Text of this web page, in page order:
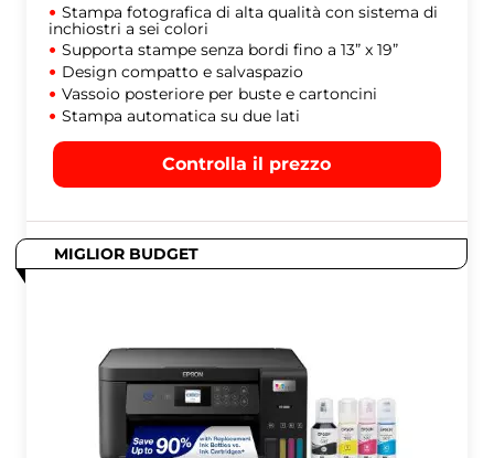
Stampa fotografica di alta qualità con sistema di
inchiostri a sei colori
Supporta stampe senza bordi fino a 13” x 19”
Design compatto e salvaspazio
Vassoio posteriore per buste e cartoncini
Stampa automatica su due lati
Controlla il prezzo
MIGLIOR BUDGET